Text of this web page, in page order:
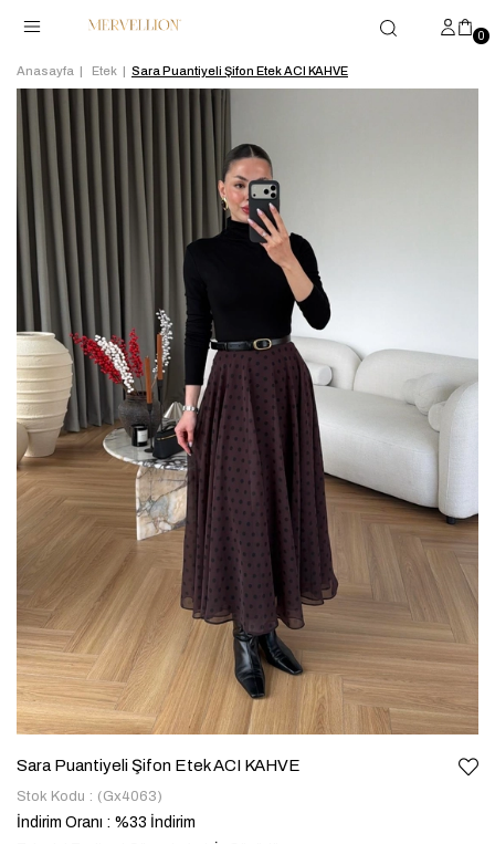
0
Anasayfa Etek Sara Puantiyeli Şifon Etek ACI KAHVE
Sara Puantiyeli Şifon Etek ACI KAHVE
Stok Kodu (Gx4063)
İndirim Oranı : %33 İndirim